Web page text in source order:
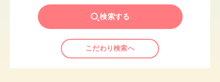
検索する
こだわり検索へ